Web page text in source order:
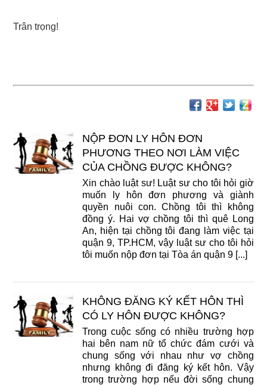
Trân trọng!
NỘP ĐƠN LY HÔN ĐƠN
PHƯƠNG THEO NƠI LÀM VIỆC
CỦA CHỒNG ĐƯỢC KHÔNG?
Xin chào luật sư! Luật sư cho tôi hỏi giờ
muốn ly hôn đơn phương và giành
quyền nuôi con. Chồng tôi thì không
đồng ý. Hai vợ chồng tôi thì quê Long
An, hiện tại chồng tôi đang làm việc tại
quận 9, TP.HCM, vậy luật sư cho tôi hỏi
tôi muốn nộp đơn tại Tòa án quận 9 [...]
KHÔNG ĐĂNG KÝ KẾT HÔN THÌ
CÓ LY HÔN ĐƯỢC KHÔNG?
Trong cuộc sống có nhiều trường hợp
hai bên nam nữ tổ chức đám cưới và
chung sống với nhau như vợ chồng
nhưng không đi đăng ký kết hôn. Vậy
trong trường hợp nếu đời sống chung